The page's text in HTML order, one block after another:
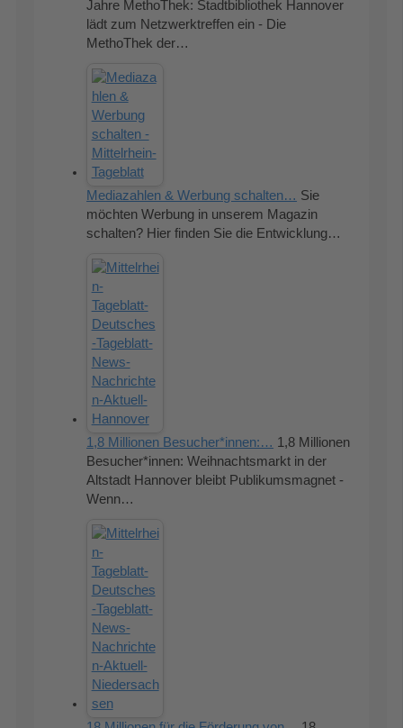
Jahre MethoThek: Stadtbibliothek Hannover
lädt zum Netzwerktreffen ein - Die
MethoThek der…
Mediazahlen & Werbung schalten… Sie
möchten Werbung in unserem Magazin
schalten? Hier finden Sie die Entwicklung…
1,8 Millionen Besucher*innen:… 1,8 Millionen
Besucher*innen: Weihnachtsmarkt in der
Altstadt Hannover bleibt Publikumsmagnet -
Wenn…